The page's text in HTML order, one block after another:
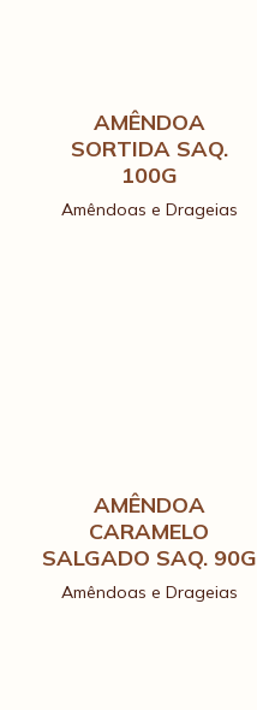
Amêndoas e Drageias
AMÊNDOA
SORTIDA SAQ.
100G
Amêndoas e Drageias
AMÊNDOA
CARAMELO
SALGADO SAQ. 90G